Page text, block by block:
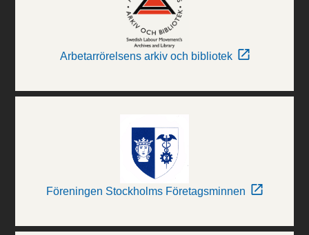
Arbetarrörelsens arkiv och bibliotek
Föreningen Stockholms Företagsminnen